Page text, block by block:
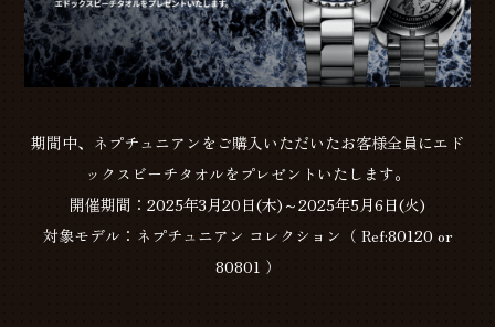
期間中、ネプチュニアンをご購入いただいたお客様全員にエド
ックスビーチタオルをプレゼントいたします。
開催期間：2025年3月20日(木)～2025年5月6日(火)
対象モデル：ネプチュニアン コレクション（ Ref:80120 or
80801 ）